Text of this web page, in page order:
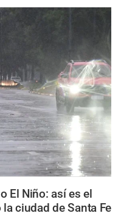
El Niño: así es el
ciudad de Santa Fe